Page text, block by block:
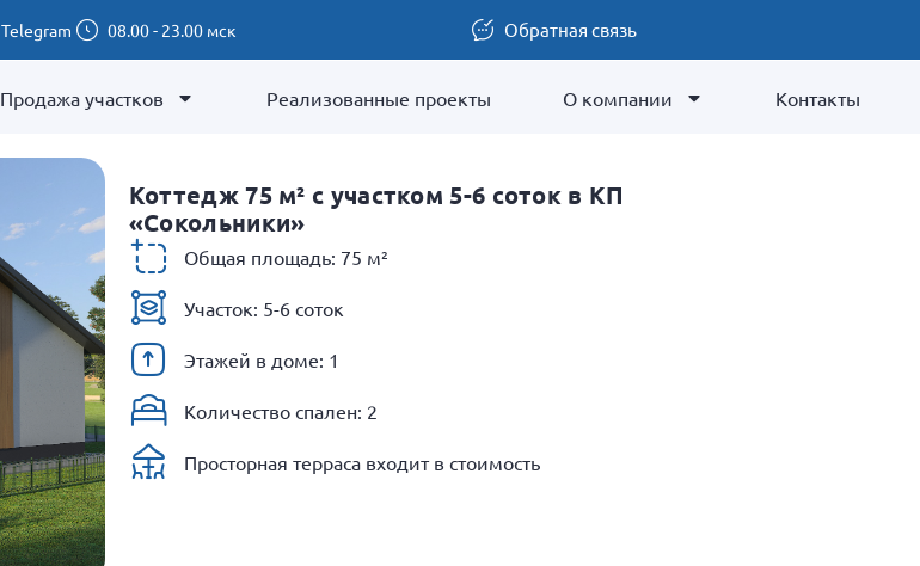
Telegram 08.00 - 23.00 мск Обратная связь
Продажа участков Реализованные проекты О компании Контакты
Коттедж 75 м² с участком 5-6 соток в КП
«Сокольники»
Общая площадь: 75 м²
Участок: 5-6 соток
Этажей в доме: 1
Количество спален: 2
Просторная терраса входит в стоимость